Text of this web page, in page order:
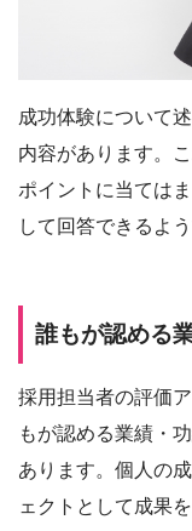
成功体験について
内容があります。
ポイントに当ては
して回答できるよ
誰もが認める
採用担当者の評価
もが認める業績・
あります。個人の
ェクトとして成果